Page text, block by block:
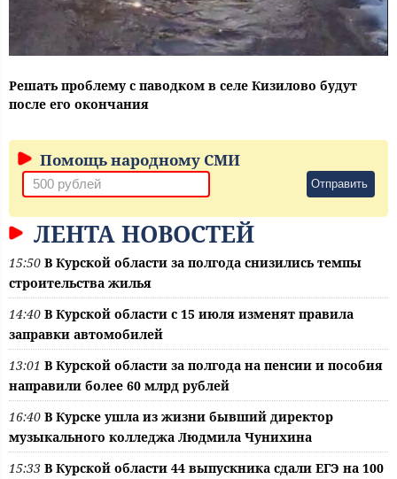
Решать проблему с паводком в селе Кизилово будут
после его окончания
Помощь народному СМИ
Отправить
ЛЕНТА НОВОСТЕЙ
15:50 В Курской области за полгода снизились темпы
строительства жилья
14:40 В Курской области с 15 июля изменят правила
заправки автомобилей
13:01 В Курской области за полгода на пенсии и пособия
направили более 60 млрд рублей
16:40 В Курске ушла из жизни бывший директор
музыкального колледжа Людмила Чунихина
15:33 В Курской области 44 выпускника сдали ЕГЭ на 100